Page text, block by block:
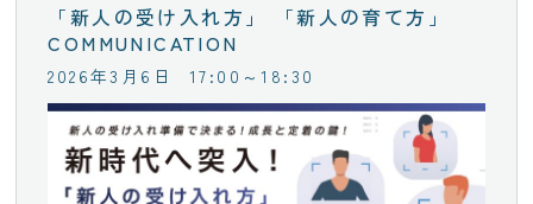
「新人の受け入れ方」 「新人の育て方」
COMMUNICATION
2026年3月6日 17:00～18:30